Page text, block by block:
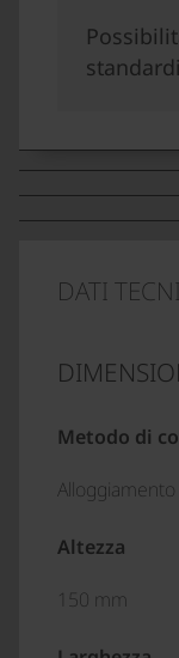
DATI
Metodo di
Altezza
150 mm